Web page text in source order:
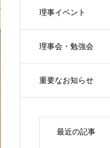
理事イベント
理事会・勉強会
重要なお知らせ
最近の記事